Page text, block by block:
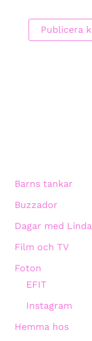
Barns tankar
Buzzador
Dagar med Linda
Film och TV
Foton
EFIT
Instagram
Hemma hos